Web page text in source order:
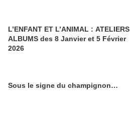
L’ENFANT ET L’ANIMAL : ATELIERS
ALBUMS des 8 Janvier et 5 Février
2026
Sous le signe du champignon…